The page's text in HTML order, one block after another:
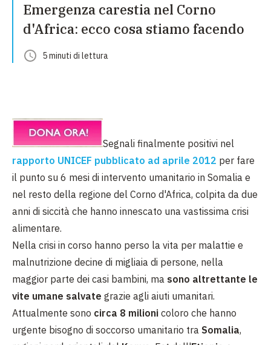
Emergenza carestia nel Corno
d'Africa: ecco cosa stiamo facendo
5minuti di lettura
Segnali finalmente positivi nel
rapporto UNICEF pubblicato ad aprile 2012 per fare
il punto su 6 mesi di intervento umanitario in Somalia e
nel resto della regione del Corno d'Africa, colpita da due
anni di siccità che hanno innescato una vastissima crisi
alimentare.
Nella crisi in corso hanno perso la vita per malattie e
malnutrizione decine di migliaia di persone, nella
maggior parte dei casi bambini, ma sono altrettante le
vite umane salvate grazie agli aiuti umanitari.
Attualmente sono circa 8 milioni coloro che hanno
urgente bisogno di soccorso umanitario tra Somalia,